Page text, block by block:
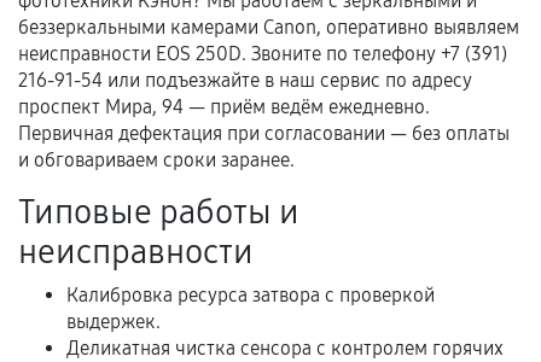
Документы для подтверждения
гарантии
Гарантийный талон.
услуг и сроком гарантии.
Документы на установленные комплектующие
и кассовый чек.
беззеркальными камерами Canon, оперативно выявляем
неисправности EOS 250D. Звоните по телефону +7 (391)
216-91-54 или подъезжайте в наш сервис по адресу
проспект Мира, 94 — приём ведём ежедневно.
Первичная дефектация при согласовании — без оплаты
и обговариваем сроки заранее.
Типовые работы и
неисправности
Калибровка ресурса затвора с проверкой
выдержек.
Деликатная чистка сенсора с контролем горячих